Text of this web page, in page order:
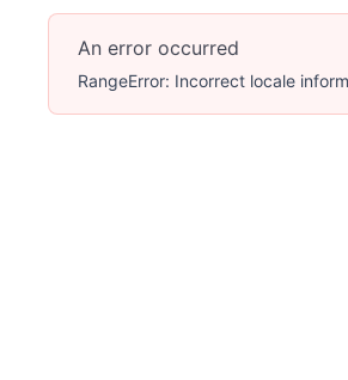
An error occurred
RangeError: Incorrect locale